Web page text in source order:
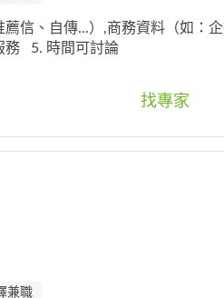
薦信、自傳...）,商務資料（如：
務 5. 時間可討論
找專家
兼職